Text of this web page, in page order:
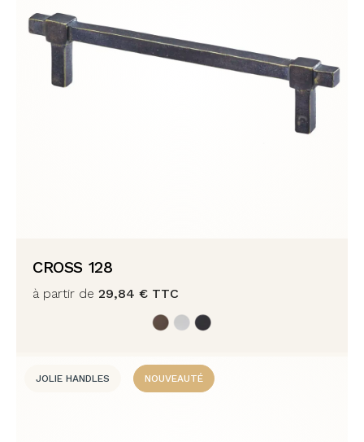
CROSS 128
à partir de 29,84 € TTC
JOLIE HANDLES NOUVEAUTÉ